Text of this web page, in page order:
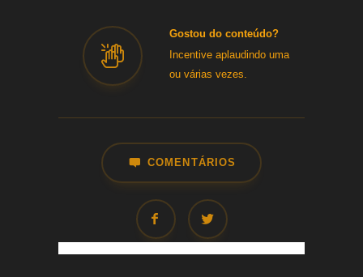
Gostou do conteúdo?
Incentive aplaudindo uma
ou várias vezes.
COMENTÁRIOS